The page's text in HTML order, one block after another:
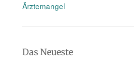
Ärztemangel
Das Neueste